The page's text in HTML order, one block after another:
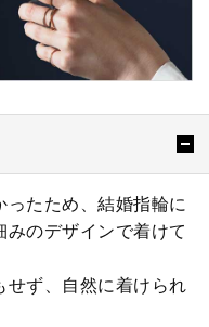
たため、結婚指輪に
のデザインで着けて
せず、自然に着けられ